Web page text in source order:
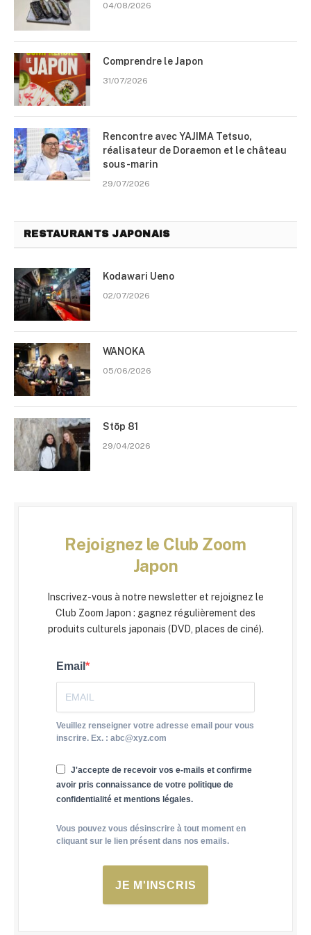
04/08/2026
Comprendre le Japon
31/07/2026
Rencontre avec YAJIMA Tetsuo,
réalisateur de Doraemon et le château
sous-marin
29/07/2026
RESTAURANTS JAPONAIS
Kodawari Ueno
02/07/2026
WANOKA
05/06/2026
Stōp 81
29/04/2026
Rejoignez le Club Zoom
Japon
Inscrivez-vous à notre newsletter et rejoignez le
Club Zoom Japon : gagnez régulièrement des
produits culturels japonais (DVD, places de ciné).
Email
Veuillez renseigner votre adresse email pour vous
inscrire. Ex. : abc@xyz.com
J'accepte de recevoir vos e-mails et confirme
avoir pris connaissance de votre politique de
confidentialité et mentions légales.
Vous pouvez vous désinscrire à tout moment en
cliquant sur le lien présent dans nos emails.
JE M'INSCRIS